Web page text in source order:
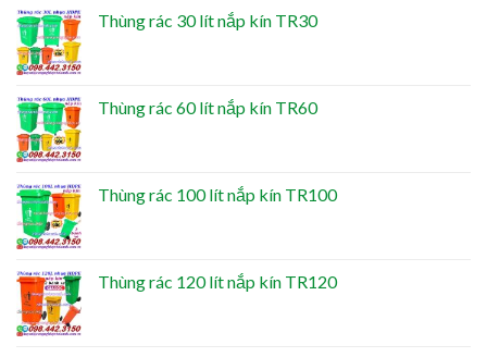
Thùng rác 30 lít nắp kín TR30
Thùng rác 60 lít nắp kín TR60
Thùng rác 100 lít nắp kín TR100
Thùng rác 120 lít nắp kín TR120